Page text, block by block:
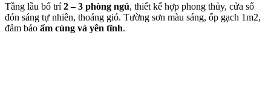
Tầng lầu bố trí2 – 3 phòng ngủ, thiết kế hợp phong thủy, cửa sổ
đón sáng tự nhiên, thoáng gió. Tường sơn màu sáng, ốp gạch 1m2,
đảm bảo ấm cúng và yên tĩnh.